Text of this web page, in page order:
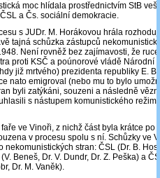
moc hlídala prostřednictvím StB
a Čs. sociální demokracie.
s JUDr. M. Horákovou hrála
tajná schůzka zástupců
Není rovněž bez zajímavosti, že
proti KSČ a poúnorové vládě Národní
již mrtvého) prezidenta republiky E.
nato emigroval (nebo mu to bylo
byli zatýkáni, souzeni a následně
s nástupem komunistického
ve Vinoři, z nichž část byla krátce po
v procesu spolu s ní. Schůzky ve
stran: ČSL (Dr. B.
Beneš, Dr. V. Dundr, Dr. Z. Peška) a
Dr. M. Vaněk).